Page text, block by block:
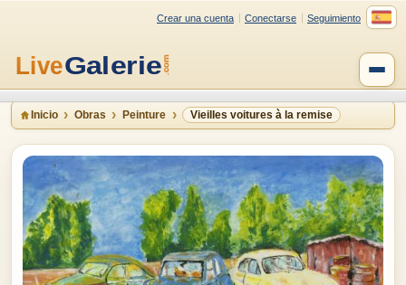
Crear una cuenta Conectarse Seguimiento
Inicio Obras Peinture Vieilles voitures à la remise